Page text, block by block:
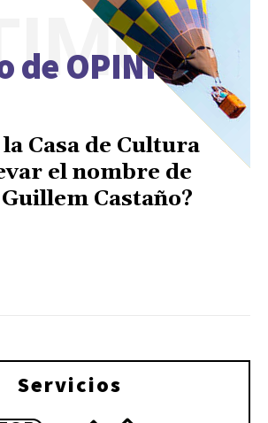
de OPINIÓN
Casa de Cultura
el nombre de
Castaño?
Servicios